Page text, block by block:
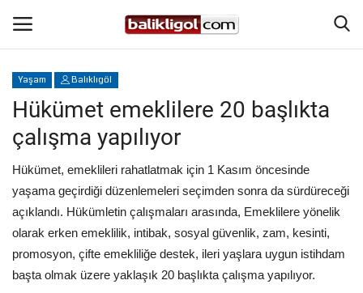
Giriş Yap
Anasayfa
Köşe Yazıları
Magazin
Şanlıurfa
Yaşam Balıklıgöl
Hükümet emeklilere 20 başlıkta
çalışma yapılıyor
Hükümet, emeklileri rahatlatmak için 1 Kasım öncesinde
yaşama geçirdiği düzenlemeleri seçimden sonra da sürdüreceği
açıklandı. Hükümletin çalışmaları arasında, Emeklilere yönelik
olarak erken emeklilik, intibak, sosyal güvenlik, zam, kesinti,
promosyon, çifte emekliliğe destek, ileri yaşlara uygun istihdam
başta olmak üzere yaklaşık 20 başlıkta çalışma yapılıyor.